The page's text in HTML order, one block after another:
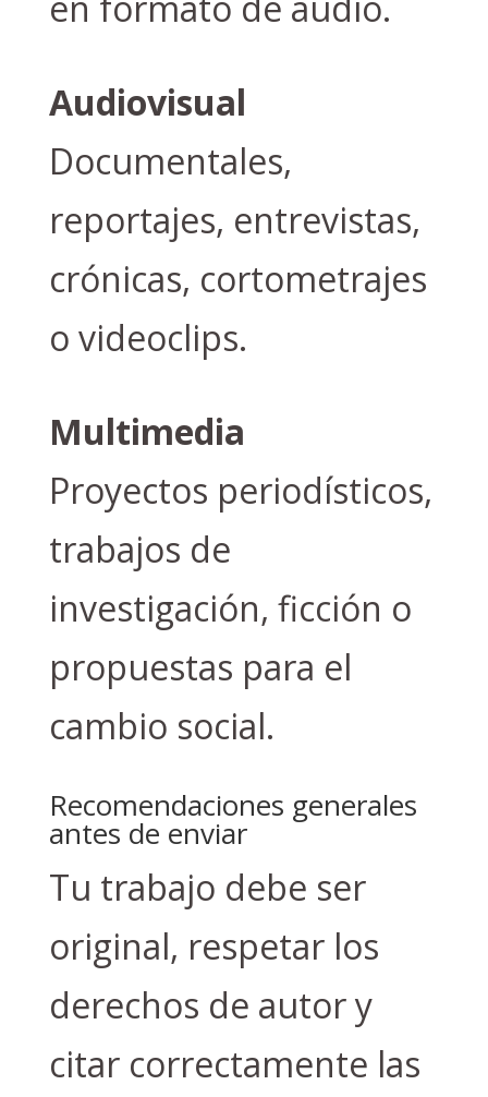
Audiovisual
Documentales,
reportajes, entrevistas,
crónicas, cortometrajes
o videoclips.
Multimedia
Proyectos periodísticos,
trabajos de
investigación, ficción o
propuestas para el
cambio social.
Recomendaciones generales
antes de enviar
Tu trabajo debe ser
original, respetar los
derechos de autor y
citar correctamente las